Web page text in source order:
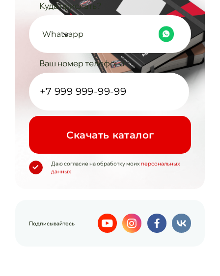
Куда прислать?
Whatsapp
Ваш номер телефона
Cкачать каталог
Даю согласие на обработку моих персональных
данных
Подписывайтесь